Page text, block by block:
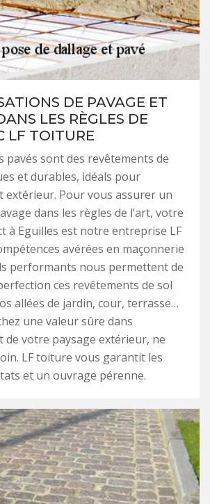
DE PAVAGE ET
LES RÈGLES DE
LF TOITURE
pavés sont des revêtements de
et durables, idéals pour
extérieur. Pour vous assurer un
dans les règles de l’art, votre
à Eguilles est notre entreprise LF
avérées en maçonnerie
performants nous permettent de
ces revêtements de sol
allées de jardin, cour, terrasse…
une valeur sûre dans
de votre paysage extérieur, ne
LF toiture vous garantit les
et un ouvrage pérenne.